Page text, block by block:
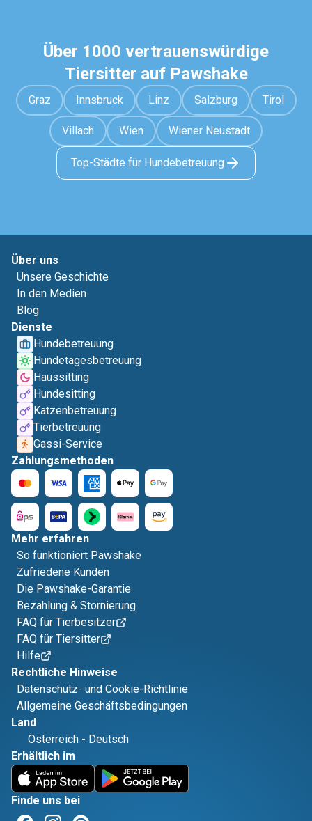
Über 1000 vertrauenswürdige
Tiersitter auf Pawshake
Graz Innsbruck Linz Salzburg Tirol
Villach Wien Wiener Neustadt
Top-Städte für Hundebetreuung
Über uns
Unsere Geschichte
In den Medien
Blog
Dienste
Hundebetreuung
Hundetagesbetreuung
Haussitting
Hundesitting
Katzenbetreuung
Tierbetreuung
Gassi-Service
Zahlungsmethoden
Mehr erfahren
So funktioniert Pawshake
Zufriedene Kunden
Die Pawshake-Garantie
Bezahlung & Stornierung
FAQ für Tierbesitzer
FAQ für Tiersitter
Hilfe
Rechtliche Hinweise
Datenschutz- und Cookie-Richtlinie
Allgemeine Geschäftsbedingungen
Land
Österreich - Deutsch
Erhältlich im
Finde uns bei